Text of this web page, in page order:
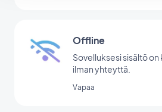
Offline
Sovelluksesi sisältö
ilman yhteyttä.
Vapaa